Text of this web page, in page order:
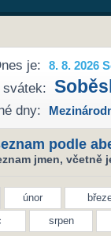
je: 8. 8. 2026
svátek:
dny:
podle
jmen, včetně
únor
srpen